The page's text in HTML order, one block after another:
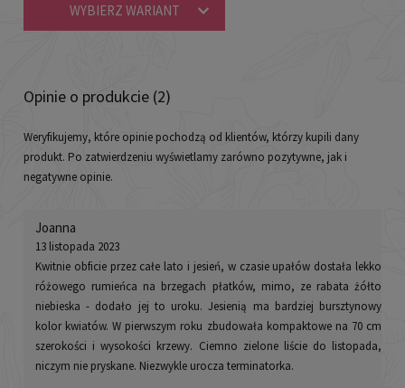
WYBIERZ WARIANT
Opinie o produkcie (2)
Weryfikujemy, które opinie pochodzą od klientów, którzy kupili dany
produkt. Po zatwierdzeniu wyświetlamy zarówno pozytywne, jak i
negatywne opinie.
Joanna
13 listopada 2023
Kwitnie obficie przez całe lato i jesień, w czasie upałów dostała lekko
różowego rumieńca na brzegach płatków, mimo, ze rabata żółto
niebieska - dodało jej to uroku. Jesienią ma bardziej bursztynowy
kolor kwiatów. W pierwszym roku zbudowała kompaktowe na 70 cm
szerokości i wysokości krzewy. Ciemno zielone liście do listopada,
niczym nie pryskane. Niezwykle urocza terminatorka.